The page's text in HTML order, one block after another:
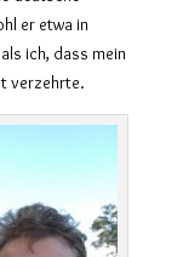
er etwa in
ich, dass mein
verzehrte.